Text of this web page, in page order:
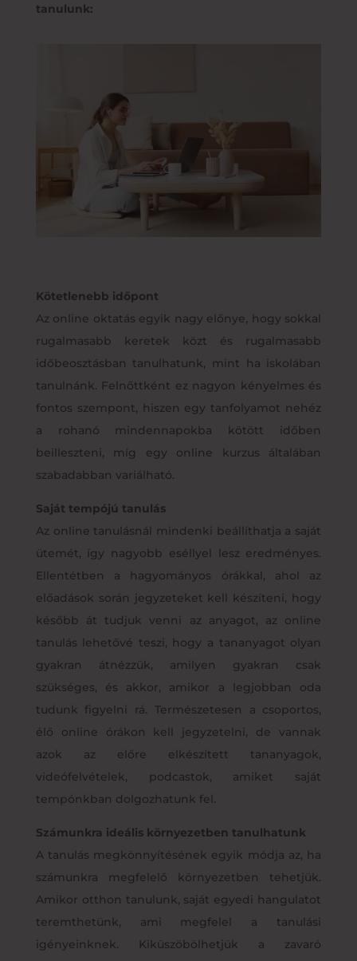
tanulunk:
Kötetlenebb időpont
Az online oktatás egyik nagy előnye, hogy sokkal
rugalmasabb keretek közt és rugalmasabb
időbeosztásban tanulhatunk, mint ha iskolában
tanulnánk. Felnőttként ez nagyon kényelmes és
fontos szempont, hiszen egy tanfolyamot nehéz
a rohanó mindennapokba kötött időben
beilleszteni, míg egy online kurzus általában
szabadabban variálható.
Saját tempójú tanulás
Az online tanulásnál mindenki beállíthatja a saját
ütemét, így nagyobb eséllyel lesz eredményes.
Ellentétben a hagyományos órákkal, ahol az
előadások során jegyzeteket kell készíteni, hogy
később át tudjuk venni az anyagot, az online
tanulás lehetővé teszi, hogy a tananyagot olyan
gyakran átnézzük, amilyen gyakran csak
szükséges, és akkor, amikor a legjobban oda
tudunk figyelni rá. Természetesen a csoportos,
élő online órákon kell jegyzetelni, de vannak
azok az előre elkészített tananyagok,
videófelvételek, podcastok, amiket saját
tempónkban dolgozhatunk fel.
Számunkra ideális környezetben tanulhatunk
A tanulás megkönnyítésének egyik módja az, ha
számunkra megfelelő környezetben tehetjük.
Amikor otthon tanulunk, saját egyedi hangulatot
teremthetünk, ami megfelel a tanulási
igényeinknek. Kiküszöbölhetjük a zavaró